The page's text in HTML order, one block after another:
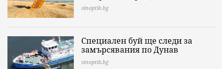
sinoptik.bg
Специален буй ще следи за
замърсявания по Дунав
sinoptik.bg